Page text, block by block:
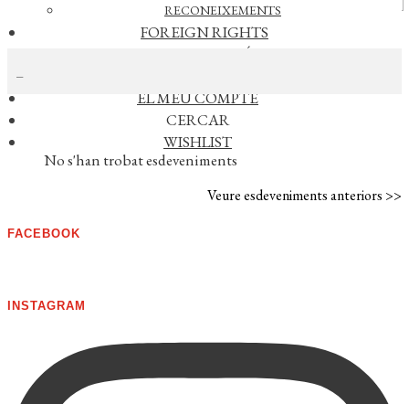
RECONEIXEMENTS
FOREIGN RIGHTS
DISTRIBUCIÓ
EL MEU COMPTE
CERCAR
WISHLIST
CERCAR NOTÍCIES
AGENDA
No s'han trobat esdeveniments
Veure esdeveniments anteriors >>
FACEBOOK
INSTAGRAM